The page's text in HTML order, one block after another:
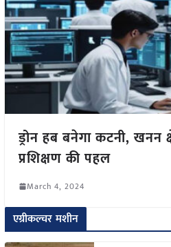
ड्रोन हब बनेगा कटनी, खनन
प्रशिक्षण की पहल
March 4, 2024
एग्रीकल्चर मशीन